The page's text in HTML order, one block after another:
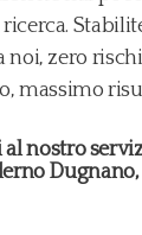
noi, zero
massimo
al nostro